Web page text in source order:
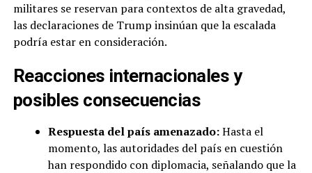
militares se reservan para contextos de alta gravedad,
las declaraciones de Trump insinúan que la escalada
podría estar en consideración.
Reacciones internacionales y
posibles consecuencias
Respuesta del país amenazado:Hasta el
momento, las autoridades del país en cuestión
han respondido con diplomacia, señalando que la